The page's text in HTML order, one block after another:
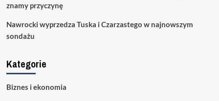
znamy przyczynę
Nawrocki wyprzedza Tuska i Czarzastego w najnowszym
sondażu
Kategorie
Biznes i ekonomia